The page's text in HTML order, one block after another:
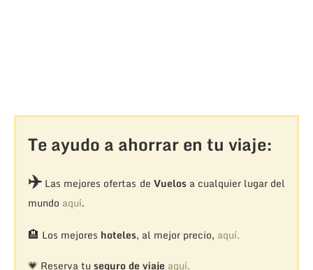
Te ayudo a ahorrar en tu viaje:
✈️Las mejores ofertas de Vuelosa cualquier lugar del
mundo aquí.
🏨 Los mejores hoteles, al mejor precio, aquí.
💗 Reserva tu seguro de viaje aquí.